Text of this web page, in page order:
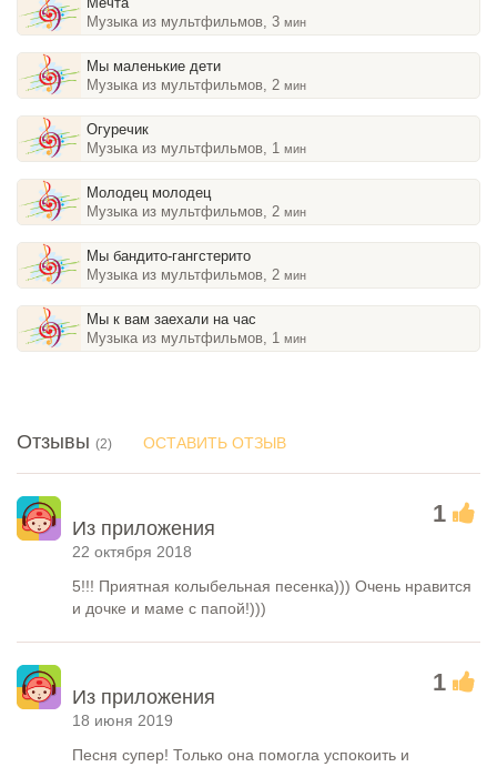
Музыка из мультфильмов, 3мин
Мы маленькие дети
Музыка из мультфильмов, 2мин
Огуречик
Музыка из мультфильмов, 1мин
Молодец молодец
Музыка из мультфильмов, 2мин
Мы бандито-гангстерито
Музыка из мультфильмов, 2мин
Мы к вам заехали на час
Музыка из мультфильмов, 1мин
Отзывы (2) ОСТАВИТЬ ОТЗЫВ
1
Из приложения
22 октября 2018
5!!! Приятная колыбельная песенка))) Очень нравится
и дочке и маме с папой!)))
1
Из приложения
18 июня 2019
Песня супер! Только она помогла успокоить и